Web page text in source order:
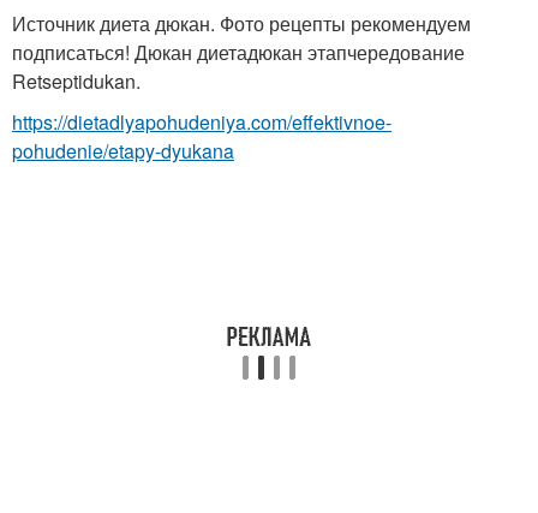
Источник диета дюкан. Фото рецепты рекомендуем
подписаться! Дюкан диетадюкан этапчередование
Retseptidukan.
https://dietadlyapohudeniya.com/effektivnoe-
pohudenie/etapy-dyukana